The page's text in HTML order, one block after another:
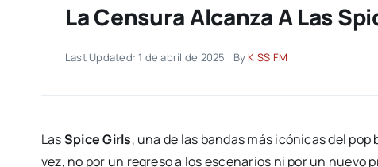
La Censura Alcanza A Las
Last Updated: 1 de abril de 2025 By KISS FM
LasSpice Girls, una de las bandas más icónicas del
vez, no por un regreso a los escenarios ni por un nuevo